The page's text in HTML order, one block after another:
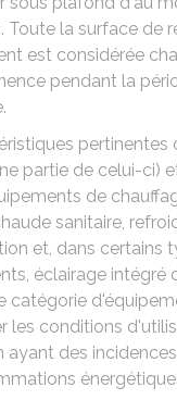
Toute la surface de
est considérée
pendant la
pertinentes
partie de celui-ci)
de
sanitaire,
et, dans certains
éclairage intégré
catégorie
les conditions
ayant des